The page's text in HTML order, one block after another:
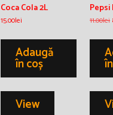
Coca Cola 2L
15.00lei
Adaugă
în coș
View
Pepsi
11.00lei